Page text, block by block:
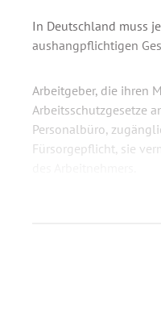
In Deutschland muss
aushangpflichtigen
Arbeitgeber, die ihren
Arbeitsschutzgesetze
Personalbüro,
Fürsorgepflicht, sie
Allgemeines